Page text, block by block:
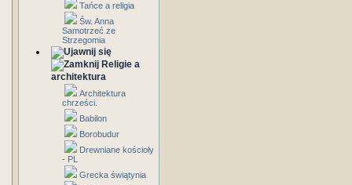
Tańce a religia
Św. Anna
Samotrzeć ze
Strzegomia
Religie a
architektura
Architektura
chrześci.
Babilon
Borobudur
Drewniane kościoły
- PL
Grecka świątynia